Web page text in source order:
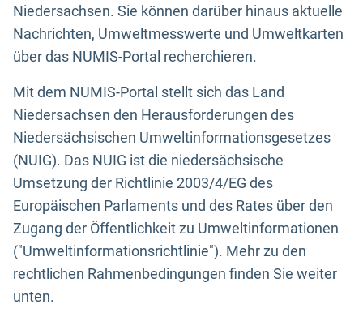
Niedersachsen. Sie können darüber hinaus aktuelle
Nachrichten, Umweltmesswerte und Umweltkarten
über das NUMIS-Portal recherchieren.
Mit dem NUMIS-Portal stellt sich das Land
Niedersachsen den Herausforderungen des
Niedersächsischen Umweltinformationsgesetzes
(NUIG). Das NUIG ist die niedersächsische
Umsetzung der Richtlinie 2003/4/EG des
Europäischen Parlaments und des Rates über den
Zugang der Öffentlichkeit zu Umweltinformationen
("Umweltinformationsrichtlinie"). Mehr zu den
rechtlichen Rahmenbedingungen finden Sie weiter
unten.